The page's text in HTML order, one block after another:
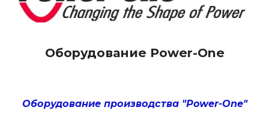
Оборудование Power-One
Оборудование производства "Power-One"